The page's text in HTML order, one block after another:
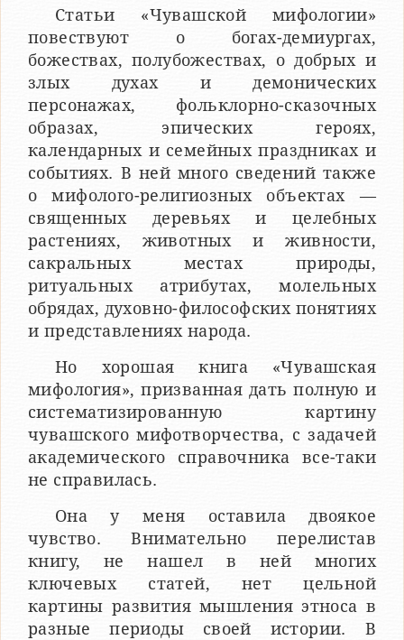
Статьи «Чувашской мифологии»
повествуют о богах-демиургах,
божествах, полубожествах, о добрых и
злых духах и демонических
персонажах, фольклорно-сказочных
образах, эпических героях,
календарных и семейных праздниках и
событиях. В ней много сведений также
о мифолого-религиозных объектах —
священных деревьях и целебных
растениях, животных и живности,
сакральных местах природы,
ритуальных атрибутах, молельных
обрядах, духовно-философских понятиях
и представлениях народа.
Но хорошая книга «Чувашская
мифология», призванная дать полную и
систематизированную картину
чувашского мифотворчества, с задачей
академического справочника все-таки
не справилась.
Она у меня оставила двоякое
чувство. Внимательно перелистав
книгу, не нашел в ней многих
ключевых статей, нет цельной
картины развития мышления этноса в
разные периоды своей истории. В